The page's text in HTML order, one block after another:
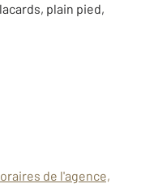
plain pied,
de l'agence,